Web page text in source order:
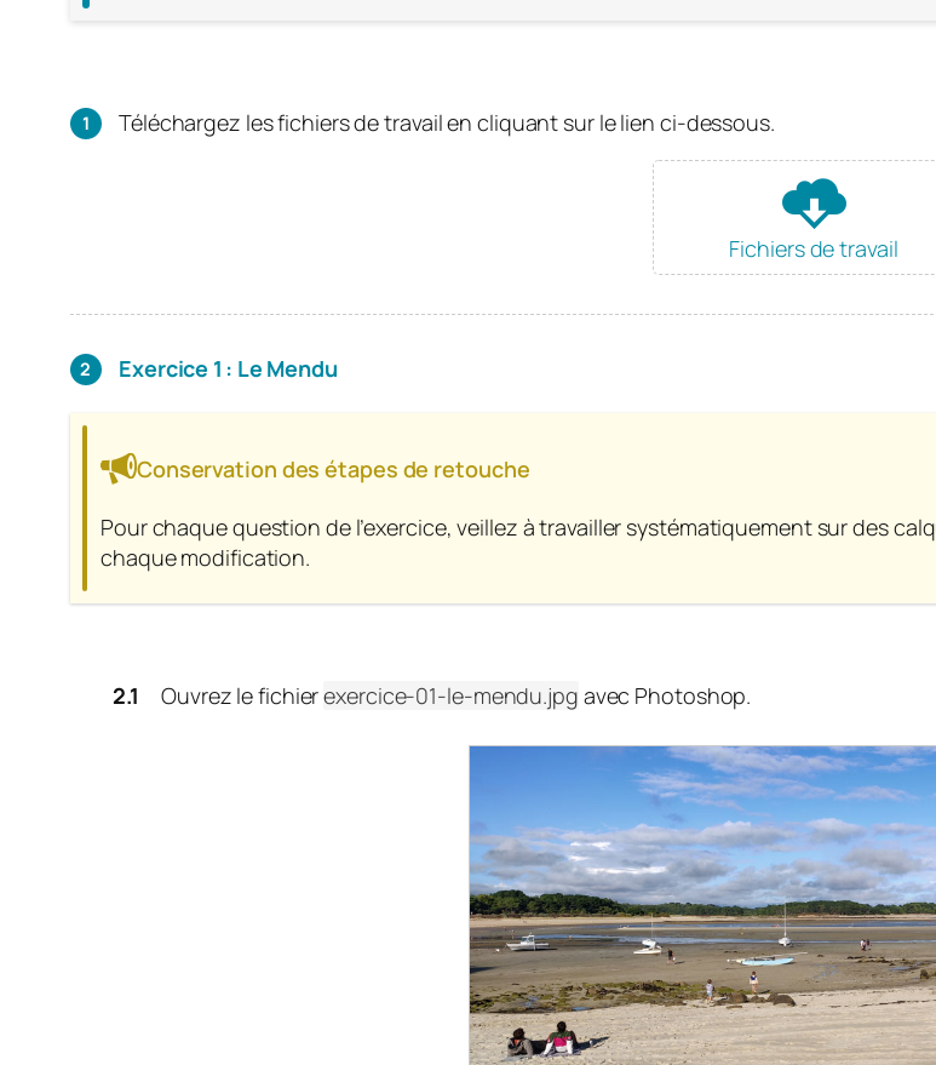
Téléchargez les fichiers de travail en cliquant sur le lien ci-dessous.
Fichiers de travail
Exercice 1 : Le Mendu
Conservation des étapes de retouche
Pour chaque question de l’exercice, veillez à travailler systématiquement sur des
chaque modification.
Ouvrez le fichierexercice-01-le-mendu.jpg avec Photoshop.